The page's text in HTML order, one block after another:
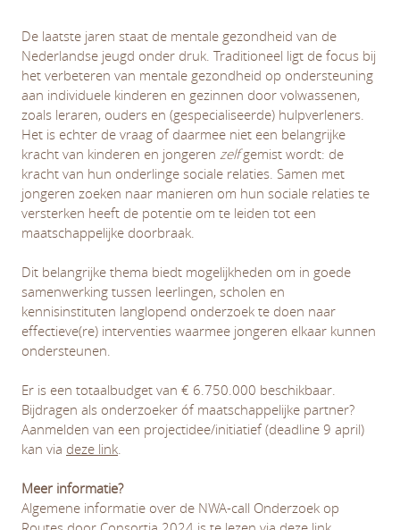
De laatste jaren staat de mentale gezondheid van de
Nederlandse jeugd onder druk. Traditioneel ligt de focus bij
het verbeteren van mentale gezondheid op ondersteuning
aan individuele kinderen en gezinnen door volwassenen,
zoals leraren, ouders en (gespecialiseerde) hulpverleners.
Het is echter de vraag of daarmee niet een belangrijke
kracht van kinderen en jongeren zelfgemist wordt: de
kracht van hun onderlinge sociale relaties. Samen met
jongeren zoeken naar manieren om hun sociale relaties te
versterken heeft de potentie om te leiden tot een
maatschappelijke doorbraak.
Dit belangrijke thema biedt mogelijkheden om in goede
samenwerking tussen leerlingen, scholen en
kennisinstituten langlopend onderzoek te doen naar
effectieve(re) interventies waarmee jongeren elkaar kunnen
ondersteunen.
Er is een totaalbudget van € 6.750.000 beschikbaar.
Bijdragen als onderzoeker óf maatschappelijke partner?
Aanmelden van een projectidee/initiatief (deadline 9 april)
kan via deze link
Meer informatie?
Algemene informatie over de NWA-call Onderzoek op